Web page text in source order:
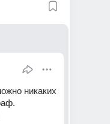
никаких